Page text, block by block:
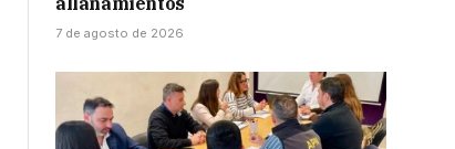
7 de agosto de 2026